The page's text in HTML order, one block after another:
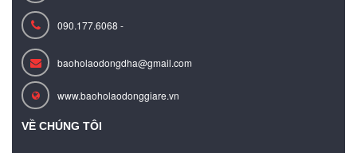
090.177.6068 -
baoholaodongdha@gmail.com
www.baoholaodonggiare.vn
VỀ CHÚNG TÔI